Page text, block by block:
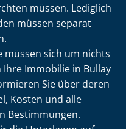
müssen. Lediglich
müssen separat
müssen sich um nichts
Immobilie in Bullay
Sie über deren
Kosten und alle
Bestimmungen.